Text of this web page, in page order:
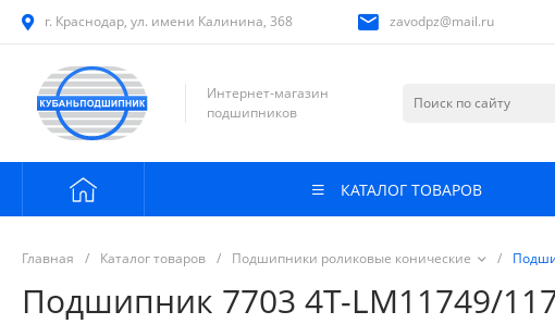
г. Краснодар, ул. имени Калинина, 368 zavodpz@mail.ru
Интернет-магазин
подшипников
КАТАЛОГ ТОВАРОВ
Главная / Каталог товаров / Подшипники роликовые конические /
Подшипник 7703 4T-LM11749/